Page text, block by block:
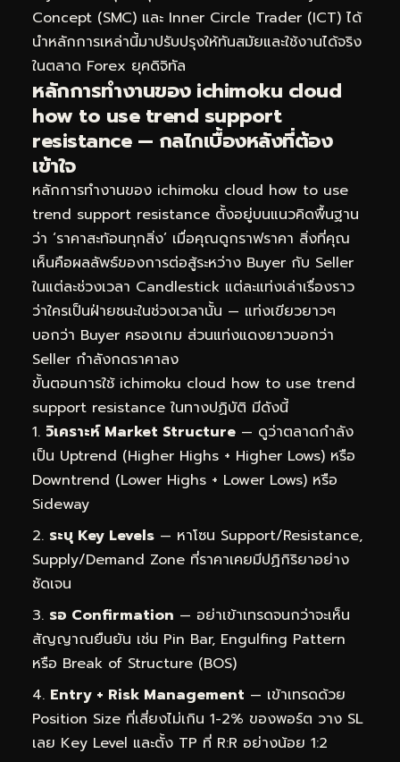
Concept (SMC) และ Inner Circle Trader (ICT) ได้
นำหลักการเหล่านี้มาปรับปรุงให้ทันสมัยและใช้งานได้จริง
ในตลาด Forex ยุคดิจิทัล
หลักการทำงานของ ichimoku cloud
how to use trend support
resistance — กลไกเบื้องหลังที่ต้อง
เข้าใจ
หลักการทำงานของ ichimoku cloud how to use
trend support resistance ตั้งอยู่บนแนวคิดพื้นฐาน
ว่า ‘ราคาสะท้อนทุกสิ่ง’ เมื่อคุณดูกราฟราคา สิ่งที่คุณ
เห็นคือผลลัพธ์ของการต่อสู้ระหว่าง Buyer กับ Seller
ในแต่ละช่วงเวลา Candlestick แต่ละแท่งเล่าเรื่องราว
ว่าใครเป็นฝ่ายชนะในช่วงเวลานั้น — แท่งเขียวยาวๆ
บอกว่า Buyer ครองเกม ส่วนแท่งแดงยาวบอกว่า
Seller กำลังกดราคาลง
ขั้นตอนการใช้ ichimoku cloud how to use trend
support resistance ในทางปฏิบัติ มีดังนี้
วิเคราะห์ Market Structure — ดูว่าตลาดกำลัง
เป็น Uptrend (Higher Highs + Higher Lows) หรือ
Downtrend (Lower Highs + Lower Lows) หรือ
Sideway
ระบุ Key Levels — หาโซน Support/Resistance,
Supply/Demand Zone ที่ราคาเคยมีปฏิกิริยาอย่าง
ชัดเจน
รอ Confirmation — อย่าเข้าเทรดจนกว่าจะเห็น
สัญญาณยืนยัน เช่น Pin Bar, Engulfing Pattern
หรือ Break of Structure (BOS)
Entry + Risk Management — เข้าเทรดด้วย
Position Size ที่เสี่ยงไม่เกิน 1-2% ของพอร์ต วาง SL
เลย Key Level และตั้ง TP ที่ R:R อย่างน้อย 1:2